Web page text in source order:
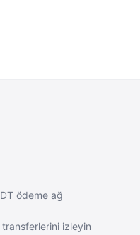
ödeme ağ
izleyin